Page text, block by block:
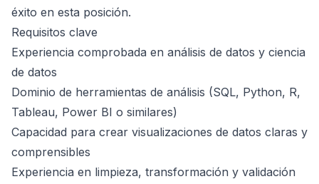
éxito en esta posición.
Requisitos clave
Experiencia comprobada en análisis de datos y ciencia
de datos
Dominio de herramientas de análisis (SQL, Python, R,
Tableau, Power BI o similares)
Capacidad para crear visualizaciones de datos claras y
comprensibles
Experiencia en limpieza, transformación y validación